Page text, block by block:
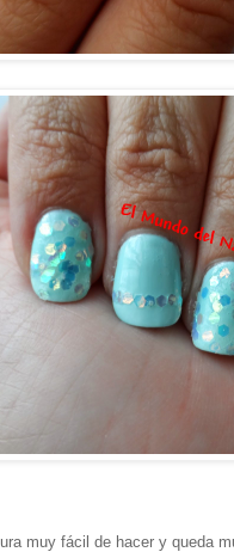
muy fácil de hacer y queda